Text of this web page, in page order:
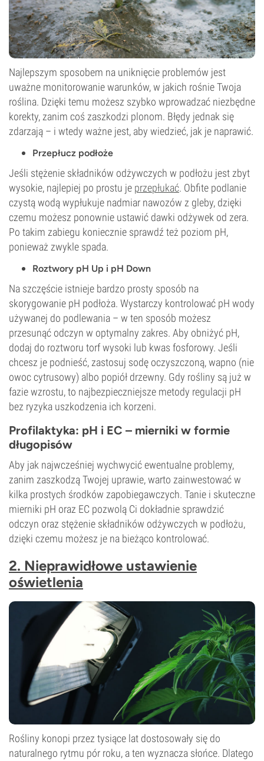
Najlepszym sposobem na uniknięcie problemów jest
uważne monitorowanie warunków, w jakich rośnie Twoja
roślina. Dzięki temu możesz szybko wprowadzać niezbędne
korekty, zanim coś zaszkodzi plonom. Błędy jednak się
zdarzają – i wtedy ważne jest, aby wiedzieć, jak je naprawić.
Przepłucz podłoże
Jeśli stężenie składników odżywczych w podłożu jest zbyt
wysokie, najlepiej po prostu je przepłukać. Obfite podlanie
czystą wodą wypłukuje nadmiar nawozów z gleby, dzięki
czemu możesz ponownie ustawić dawki odżywek od zera.
Po takim zabiegu koniecznie sprawdź też poziom pH,
ponieważ zwykle spada.
Roztwory pH Up i pH Down
Na szczęście istnieje bardzo prosty sposób na
skorygowanie pH podłoża. Wystarczy kontrolować pH wody
używanej do podlewania – w ten sposób możesz
przesunąć odczyn w optymalny zakres. Aby obniżyć pH,
dodaj do roztworu torf wysoki lub kwas fosforowy. Jeśli
chcesz je podnieść, zastosuj sodę oczyszczoną, wapno (nie
owoc cytrusowy) albo popiół drzewny. Gdy rośliny są już w
fazie wzrostu, to najbezpieczniejsze metody regulacji pH
bez ryzyka uszkodzenia ich korzeni.
Profilaktyka: pH i EC – mierniki w formie
długopisów
Aby jak najwcześniej wychwycić ewentualne problemy,
zanim zaszkodzą Twojej uprawie, warto zainwestować w
kilka prostych środków zapobiegawczych. Tanie i skuteczne
mierniki pH oraz EC pozwolą Ci dokładnie sprawdzić
odczyn oraz stężenie składników odżywczych w podłożu,
dzięki czemu możesz je na bieżąco kontrolować.
2. Nieprawidłowe ustawienie
oświetlenia
Rośliny konopi przez tysiące lat dostosowały się do
naturalnego rytmu pór roku, a ten wyznacza słońce. Dlatego